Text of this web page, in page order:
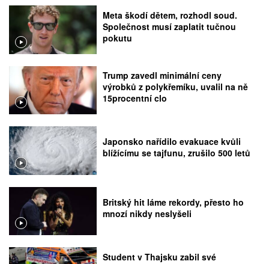
Meta škodí dětem, rozhodl soud.
Společnost musí zaplatit tučnou
pokutu
Trump zavedl minimální ceny
výrobků z polykřemíku, uvalil na ně
15procentní clo
Japonsko nařídilo evakuace kvůli
blížícímu se tajfunu, zrušilo 500 letů
Britský hit láme rekordy, přesto ho
mnozí nikdy neslyšeli
Student v Thajsku zabil své